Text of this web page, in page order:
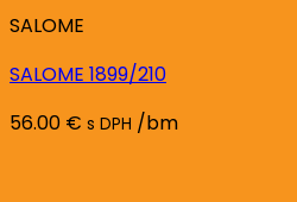
SALOME
SALOME 1899/210
56.00 € s DPH /bm